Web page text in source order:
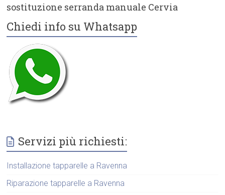
sostituzione serranda manuale Cervia
Chiedi info su Whatsapp
Servizi più richiesti:
Installazione tapparelle a Ravenna
Riparazione tapparelle a Ravenna